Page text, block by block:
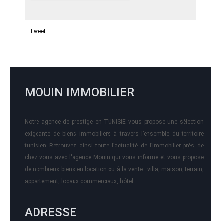
Tweet
MOUIN IMMOBILIER
Notre agence de prestige en TUNISIE vous propose une sélection
exigeante de biens immobiliers à travers l’ensemble du territoire
tunisien Retrouvez ainsi toute l’actualité de l’immobilier près de
chez vous avec l'agence Mouin qui vous informe et vous propose
de nombreux biens en location ou à la vente : villa, maison, terrain,
appartement, locaux commerciaux, hôtel….
ADRESSE